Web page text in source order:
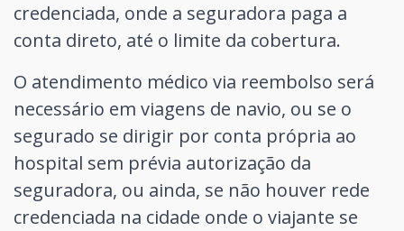
credenciada, onde a seguradora paga a
conta direto, até o limite da cobertura.
O atendimento médico via reembolso será
necessário em viagens de navio, ou se o
segurado se dirigir por conta própria ao
hospital sem prévia autorização da
seguradora, ou ainda, se não houver rede
credenciada na cidade onde o viajante se